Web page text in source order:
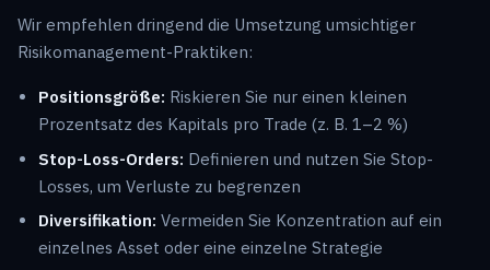
Wir empfehlen dringend die Umsetzung umsichtiger
Risikomanagement-Praktiken:
Positionsgröße: Riskieren Sie nur einen kleinen
Prozentsatz des Kapitals pro Trade (z. B. 1–2 %)
Stop-Loss-Orders: Definieren und nutzen Sie Stop-
Losses, um Verluste zu begrenzen
Diversifikation: Vermeiden Sie Konzentration auf ein
einzelnes Asset oder eine einzelne Strategie